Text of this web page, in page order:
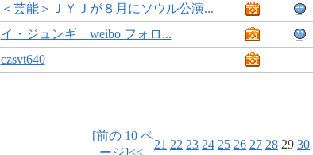
＜芸能＞ＪＹＪが８月にソウル公演...
イ・ジュンギ weibo フォロ...
czsvt640
[前の 10 ペ
ージ]<<
21 22 23 24 25 26 27 28 29 30